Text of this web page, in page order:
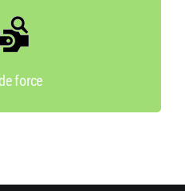
force
force